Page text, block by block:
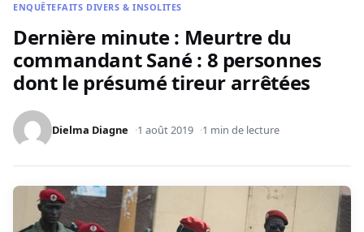
ENQUÊTEFAITS DIVERS & INSOLITES
Dernière minute : Meurtre du
commandant Sané : 8 personnes
dont le présumé tireur arrêtées
Dielma Diagne 1 août 2019 1 min de lecture